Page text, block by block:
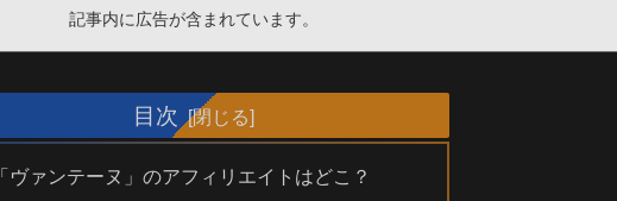
記事内に広告が含まれています。
目次
「ヴァンテーヌ」のアフィリエイトはどこ？